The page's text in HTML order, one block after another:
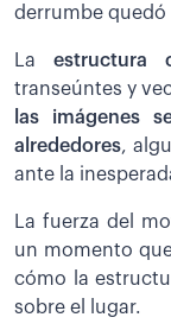
derrumbe quedó
La estructura
transeúntes y
las imágenes
alrededores,
ante la
La fuerza del
un momento
cómo la
sobre el lugar.